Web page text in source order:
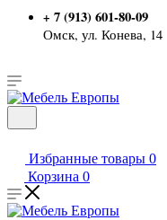
+ 7 (913) 601-80-09
Омск, ул. Конева, 14
Избранные товары 0
Корзина 0